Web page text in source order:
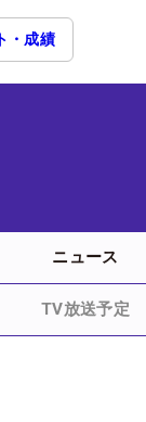
・成績
ニュース
TV放送予定